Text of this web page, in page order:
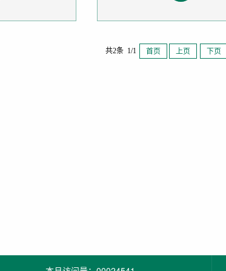
共2条 1/1 首页 上页 下页